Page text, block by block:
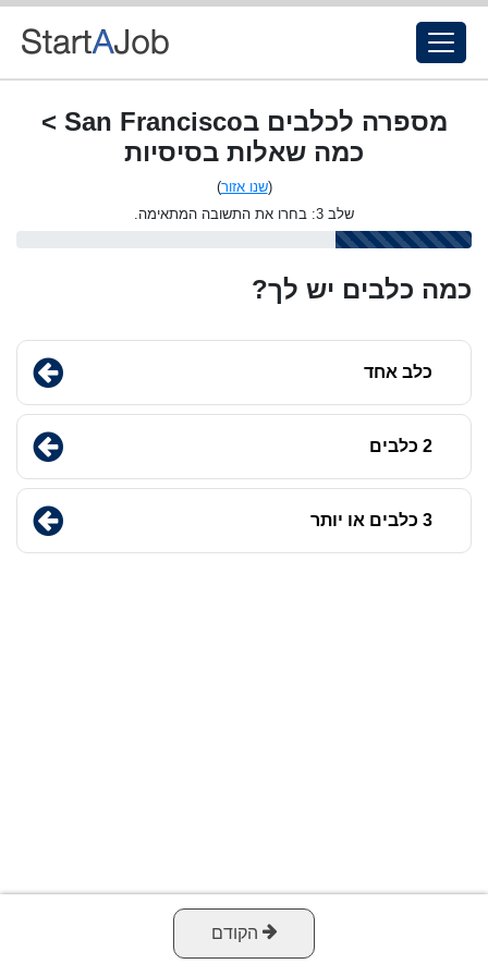
מספרה לכלבים בSan Francisco >
כמה שאלות בסיסיות
(שנו אזור)
שלב 3: בחרו את התשובה המתאימה.
כמה כלבים יש לך?
כלב אחד
2 כלבים
3 כלבים או יותר
הקודם